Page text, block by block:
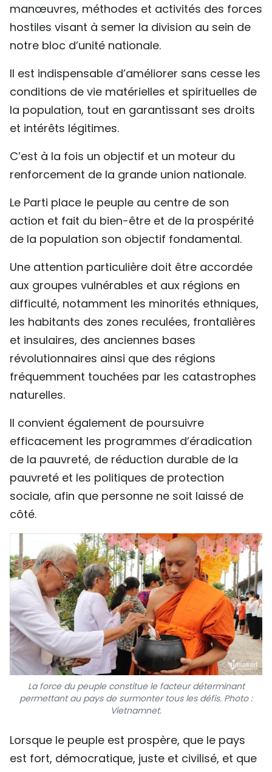
manœuvres, méthodes et activités des forces
hostiles visant à semer la division au sein de
notre bloc d’unité nationale.
Il est indispensable d’améliorer sans cesse les
conditions de vie matérielles et spirituelles de
la population, tout en garantissant ses droits
et intérêts légitimes.
C’est à la fois un objectif et un moteur du
renforcement de la grande union nationale.
Le Parti place le peuple au centre de son
action et fait du bien-être et de la prospérité
de la population son objectif fondamental.
Une attention particulière doit être accordée
aux groupes vulnérables et aux régions en
difficulté, notamment les minorités ethniques,
les habitants des zones reculées, frontalières
et insulaires, des anciennes bases
révolutionnaires ainsi que des régions
fréquemment touchées par les catastrophes
naturelles.
Il convient également de poursuivre
efficacement les programmes d’éradication
de la pauvreté, de réduction durable de la
pauvreté et les politiques de protection
sociale, afin que personne ne soit laissé de
côté.
La force du peuple constitue le facteur déterminant
permettant au pays de surmonter tous les défis. Photo :
Vietnamnet.
Lorsque le peuple est prospère, que le pays
est fort, démocratique, juste et civilisé, et que